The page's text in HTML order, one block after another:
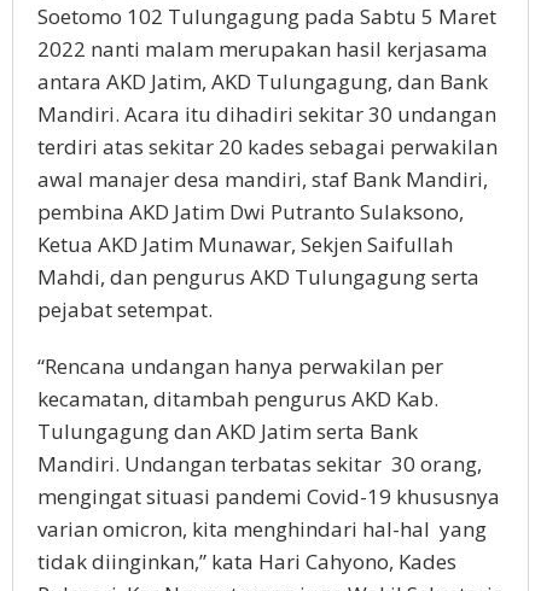
Soetomo 102 Tulungagung pada Sabtu 5 Maret
2022 nanti malam merupakan hasil kerjasama
antara AKD Jatim, AKD Tulungagung, dan Bank
Mandiri. Acara itu dihadiri sekitar 30 undangan
terdiri atas sekitar 20 kades sebagai perwakilan
awal manajer desa mandiri, staf Bank Mandiri,
pembina AKD Jatim Dwi Putranto Sulaksono,
Ketua AKD Jatim Munawar, Sekjen Saifullah
Mahdi, dan pengurus AKD Tulungagung serta
pejabat setempat.
“Rencana undangan hanya perwakilan per
kecamatan, ditambah pengurus AKD Kab.
Tulungagung dan AKD Jatim serta Bank
Mandiri. Undangan terbatas sekitar 30 orang,
mengingat situasi pandemi Covid-19 khususnya
varian omicron, kita menghindari hal-hal yang
tidak diinginkan,” kata Hari Cahyono, Kades